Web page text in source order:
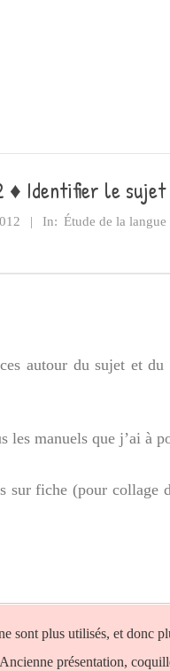
♦ Identifier le sujet
In: Étude de la langue
autour du sujet et
les manuels que j’ai à
sur fiche (pour collage
sont plus utilisés, et donc
présentation,